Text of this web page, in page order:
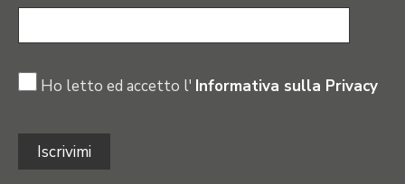
Ho letto ed accetto l' Informativa sulla Privacy